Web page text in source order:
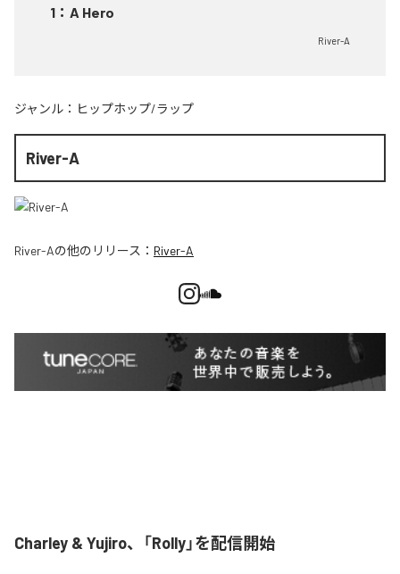
1 ： A Hero
River-A
ジャンル： ヒップホップ/ラップ
River-A
River-Aの他のリリース： River-A
Charley & Yujiro、「Rolly」を配信開始